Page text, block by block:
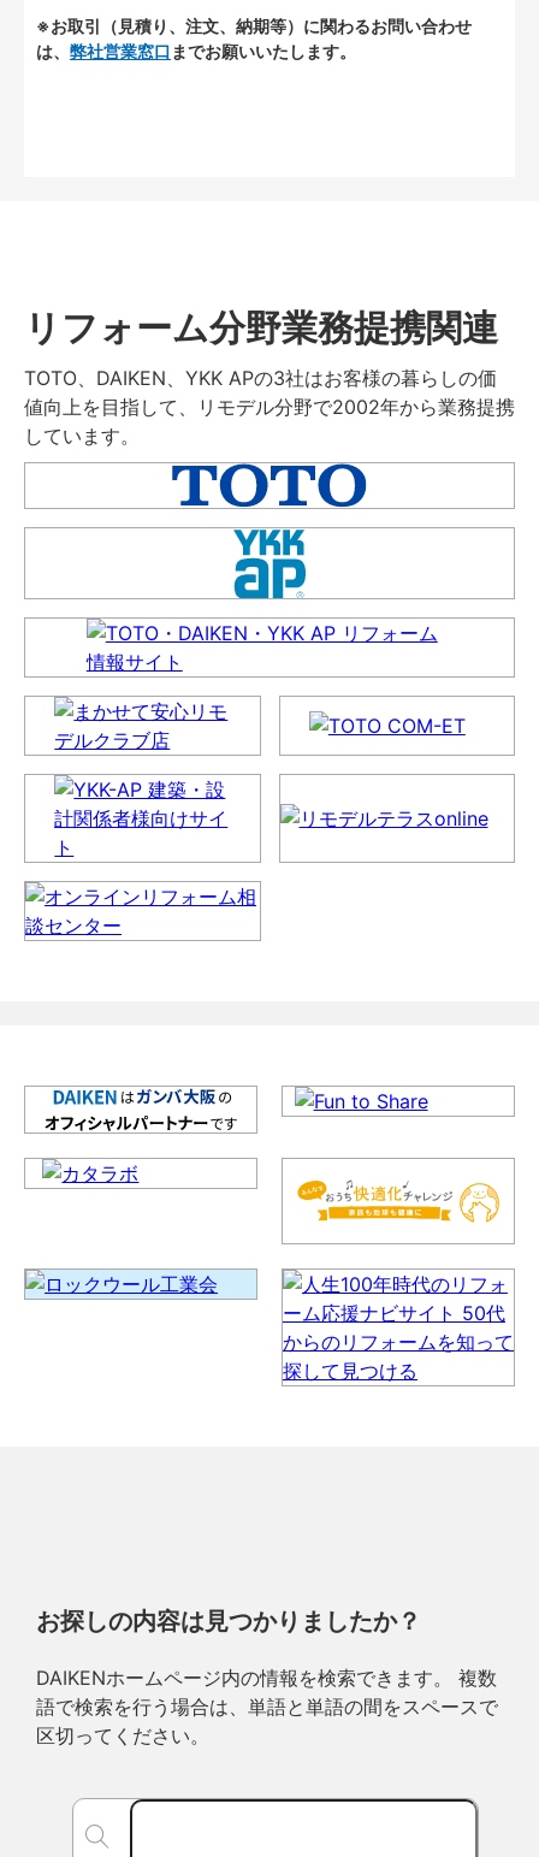
※お取引（見積り、注文、納期等）に関わるお問い合わせ
は、 弊社営業窓口 までお願いいたします。
リフォーム分野業務提携関連
TOTO、DAIKEN、YKK APの3社はお客様の暮らしの価
値向上を目指して、リモデル分野で2002年から業務提携
しています。
お探しの内容は見つかりましたか？
DAIKENホームページ内の情報を検索できます。 複数
語で検索を行う場合は、単語と単語の間をスペースで
区切ってください。